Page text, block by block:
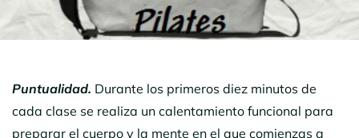
Puntualidad. Durante los primeros diez minutos de
cada clase se realiza un calentamiento funcional para
preparar el cuerpo y la mente en el que comienzas a